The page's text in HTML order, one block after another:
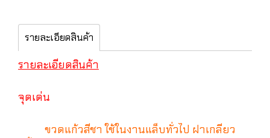
รายละเอียดสินค้า
รายละเอียดสินค้า
จุดเด่น
ขวดแก้วสีชา ใช้ในงานแล็บทั่วไป ฝาเกลียว